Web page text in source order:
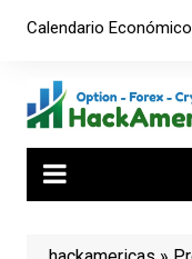
Calendario Económico